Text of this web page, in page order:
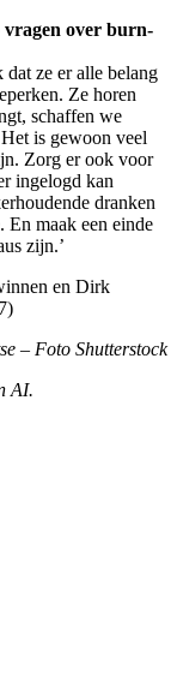
vragen over burn-
ze er alle belang
Ze horen
schaffen we
is gewoon veel
Zorg er ook voor
ingelogd kan
dranken
En maak een einde
zijn.’
en Dirk
– Foto Shutterstock
AI.